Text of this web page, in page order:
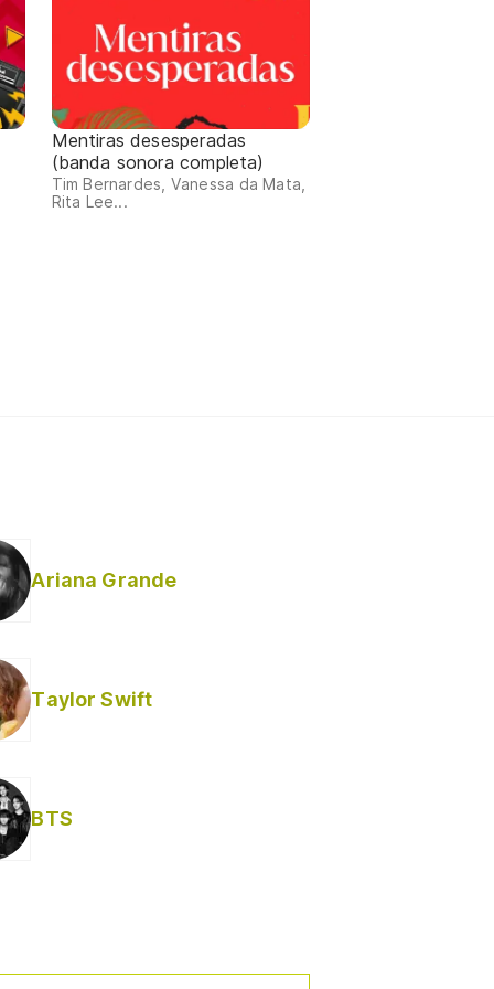
Mentiras desesperadas
(banda sonora completa)
Tim Bernardes, Vanessa da Mata,
Rita Lee...
Ariana Grande
Taylor Swift
BTS